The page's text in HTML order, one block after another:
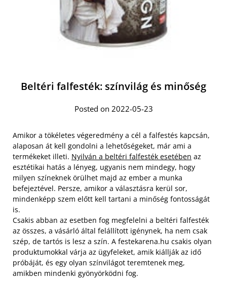
Beltéri falfesték: színvilág és minőség
Posted on 2022-05-23
Amikor a tökéletes végeredmény a cél a falfestés kapcsán,
alaposan át kell gondolni a lehetőségeket, már ami a
termékeket illeti. Nyilván a beltéri falfesték esetében az
esztétikai hatás a lényeg, ugyanis nem mindegy, hogy
milyen színeknek örülhet majd az ember a munka
befejeztével. Persze, amikor a választásra kerül sor,
mindenképp szem előtt kell tartani a minőség fontosságát
is.
Csakis abban az esetben fog megfelelni a beltéri falfesték
az összes, a vásárló által felállított igénynek, ha nem csak
szép, de tartós is lesz a szín. A festekarena.hu csakis olyan
produktumokkal várja az ügyfeleket, amik kiállják az idő
próbáját, és egy olyan színvilágot teremtenek meg,
amikben mindenki gyönyörködni fog.